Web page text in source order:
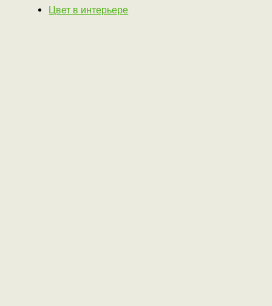
Цвет в интерьере